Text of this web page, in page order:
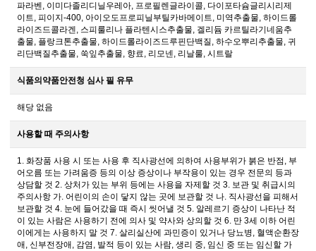
파라벤, 이미다졸리디닐우레아, 프로필렌글라이콜, 다이포타슘글리시리제
이트, 피이지-400, 아이오도프로피닐부틸카바메이트, 미역추출물, 하이드롤
라이즈드콜라겐, 스피룰리나 플라텐시스추출물, 겔리듐 카르틸라기네움추
출물, 플랑크톤추출물, 하이드롤라이즈드루핀단백질, 하수오뿌리추출물, 귀
리단백질추출물, 쑥잎추출물, 향료, 리모넨, 리날룰, 시트랄
식품의약품안전청 심사 필 유무
해당 없음
사용할 때 주의사항
1. 화장품 사용 시 또는 사용 후 직사광선에 의하여 사용부위가 붉은 반점, 부
어오름 또는 가려움증 등의 이상 증상이나 부작용이 있는 경우 전문의 등과
상담할 것 2. 상처가 있는 부위 등에는 사용을 자제할 것 3. 보관 및 취급시의
주의사항 가. 어린이의 손이 닿지 않는 곳에 보관할 것 나. 직사광선을 피해서
보관할 것 4. 눈에 들어갔을 때 즉시 씻어낼 것 5. 알레르기 증상이 나타난 적
이 있는 사람은 사용하기 전에 의사 및 약사와 상의할 것 6. 만 3세 이하 어린
이에게는 사용하지 말 것 7. 살리실산에 과민증이 있거나 당뇨병, 혈액순환장
애, 신부전장애, 감염, 발적 등이 있는 사람, 생리 중, 임신 중 또는 임신할 가